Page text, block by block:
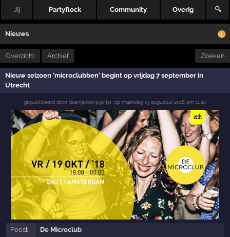
Jij Partyflock Community Overig 🔍
Nieuws
Overzicht Archief Zoeken
Nieuw seizoen 'microclubben' begint op vrijdag 7 september in
Utrecht
gepubliceerd door daantjeban@@ntje op maandag 13 augustus 2018 om 11:40
Feest
De Microclub